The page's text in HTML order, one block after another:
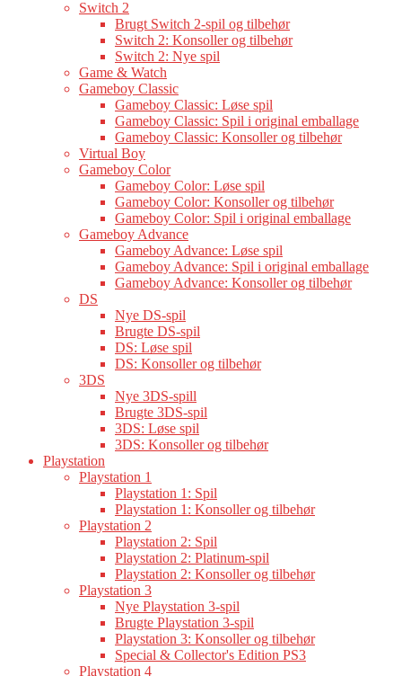
Switch 2
Brugt Switch 2-spil og tilbehør
Switch 2: Konsoller og tilbehør
Switch 2: Nye spil
Game & Watch
Gameboy Classic
Gameboy Classic: Løse spil
Gameboy Classic: Spil i original emballage
Gameboy Classic: Konsoller og tilbehør
Virtual Boy
Gameboy Color
Gameboy Color: Løse spil
Gameboy Color: Konsoller og tilbehør
Gameboy Color: Spil i original emballage
Gameboy Advance
Gameboy Advance: Løse spil
Gameboy Advance: Spil i original emballage
Gameboy Advance: Konsoller og tilbehør
DS
Nye DS-spil
Brugte DS-spil
DS: Løse spil
DS: Konsoller og tilbehør
3DS
Nye 3DS-spill
Brugte 3DS-spil
3DS: Løse spil
3DS: Konsoller og tilbehør
Playstation
Playstation 1
Playstation 1: Spil
Playstation 1: Konsoller og tilbehør
Playstation 2
Playstation 2: Spil
Playstation 2: Platinum-spil
Playstation 2: Konsoller og tilbehør
Playstation 3
Nye Playstation 3-spil
Brugte Playstation 3-spil
Playstation 3: Konsoller og tilbehør
Special & Collector's Edition PS3
Playstation 4